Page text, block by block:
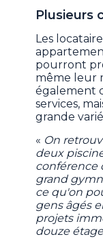
Plusieurs
Les
pourront
même leur
également
services,
grande
« On
deux
conférence
grand
ce qu'on
gens âgés
projets
douze